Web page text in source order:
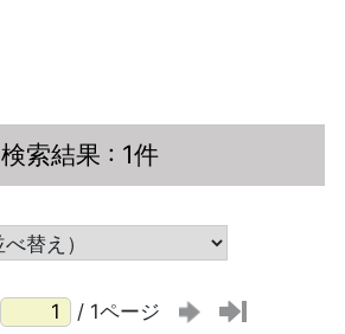
検索結果 : 1件
/ 1ページ